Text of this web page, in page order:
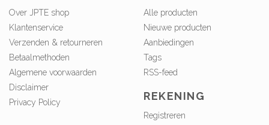
Over JPTE shop
Klantenservice
Verzenden & retourneren
Betaalmethoden
Algemene voorwaarden
Disclaimer
Privacy Policy
Alle producten
Nieuwe producten
Aanbiedingen
Tags
RSS-feed
REKENING
Registreren